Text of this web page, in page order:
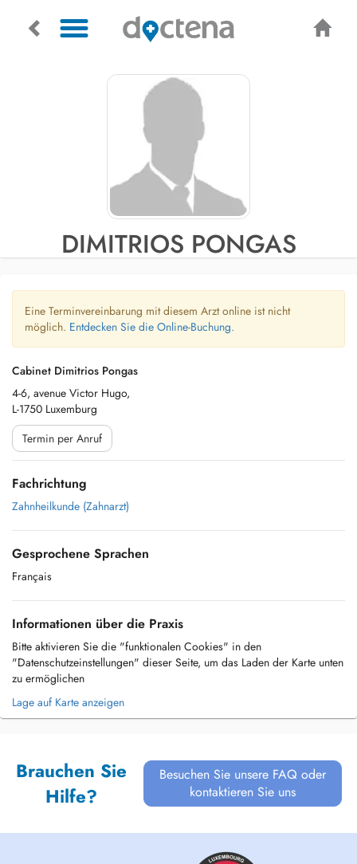
DIMITRIOS PONGAS
Eine Terminvereinbarung mit diesem Arzt online ist nicht
möglich. Entdecken Sie die Online-Buchung.
Cabinet Dimitrios Pongas
4-6, avenue Victor Hugo,
L-1750 Luxemburg
Termin per Anruf
Fachrichtung
Zahnheilkunde (Zahnarzt)
Gesprochene Sprachen
Français
Informationen über die Praxis
Bitte aktivieren Sie die "funktionalen Cookies" in den
"Datenschutzeinstellungen" dieser Seite, um das Laden der Karte unten
zu ermöglichen
Lage auf Karte anzeigen
Brauchen Sie
Hilfe?
Besuchen Sie unsere FAQ oder
kontaktieren Sie uns